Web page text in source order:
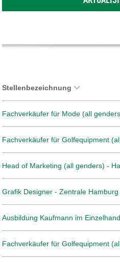
Stellenbezeichnung
Fachverkäufer für Mode (all
Fachverkäufer für Golfequipment
Head of Marketing (all genders) -
Grafik Designer - Zentrale
Ausbildung Kaufmann im
Fachverkäufer für Golfequipment